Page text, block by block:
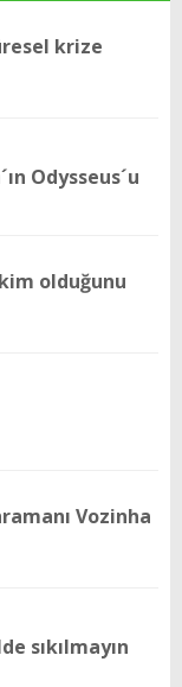
krize
Odysseus´u
olduğunu
Vozinha
sıkılmayın